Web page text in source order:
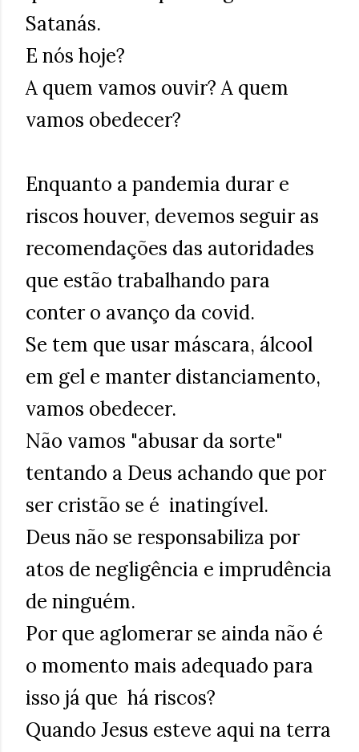
Satanás.
E nós hoje?
A quem vamos ouvir? A quem
vamos obedecer?
Enquanto a pandemia durar e
riscos houver, devemos seguir as
recomendações das autoridades
que estão trabalhando para
conter o avanço da covid.
Se tem que usar máscara, álcool
em gel e manter distanciamento,
vamos obedecer.
Não vamos "abusar da sorte"
tentando a Deus achando que por
ser cristão se é inatingível.
Deus não se responsabiliza por
atos de negligência e imprudência
de ninguém.
Por que aglomerar se ainda não é
o momento mais adequado para
isso já que há riscos?
Quando Jesus esteve aqui na terra